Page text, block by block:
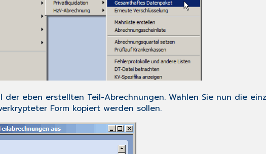
der eben erstellten Teil-Abrechnungen. Wählen Sie nun die
Form kopiert werden sollen.